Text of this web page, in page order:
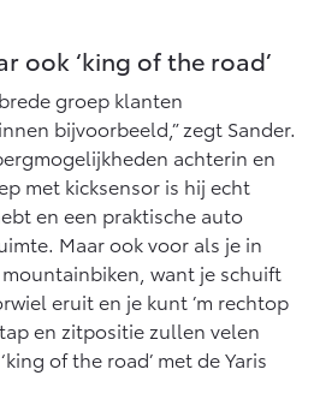
Vanaf € 55.950,-
Hilux (excl. BTW)
OOK ALS BATTERIJ-
ELEKTRISCH
ook ‘king of the road’
groep klanten
bijvoorbeeld,” zegt Sander.
achterin en
met kicksensor is hij echt
en een praktische auto
Maar ook voor als je in
want je schuift
eruit en je kunt ’m rechtop
en zitpositie zullen velen
of the road’ met de Yaris